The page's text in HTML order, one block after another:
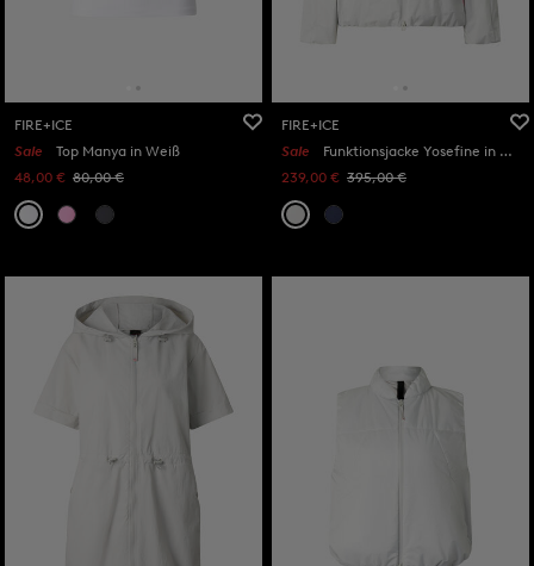
FIRE+ICE
Sale
Top Manya in Weiß
48,00 € 80,00 €
FIRE+ICE
Sale
Funktionsjacke Yosefine in Hellgrau
239,00 € 395,00 €